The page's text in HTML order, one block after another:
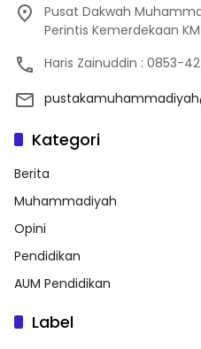
Pusat Dakwah
Perintis Kemerdekaan
Haris Zainuddin : 0853-
Kategori
Berita
Muhammadiyah
Opini
Pendidikan
AUM Pendidikan
Label